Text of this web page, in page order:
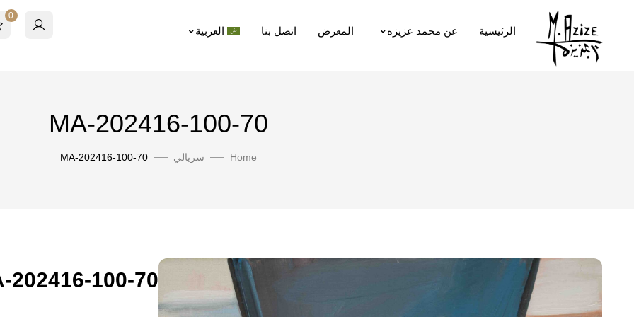
الرئيسية عن محمد عزيزه المعرض اتصل بنا العربية
0
MA-202416-100-70
Home سريالي MA-202416-100-70
202416-100-70